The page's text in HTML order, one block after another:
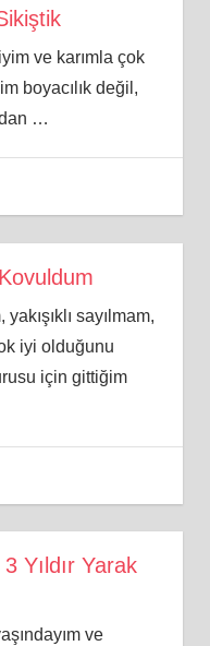
ve karımla çok
boyacılık değil,
…
sayılmam,
iyi olduğunu
için gittiğim
Yıldır Yarak
ve